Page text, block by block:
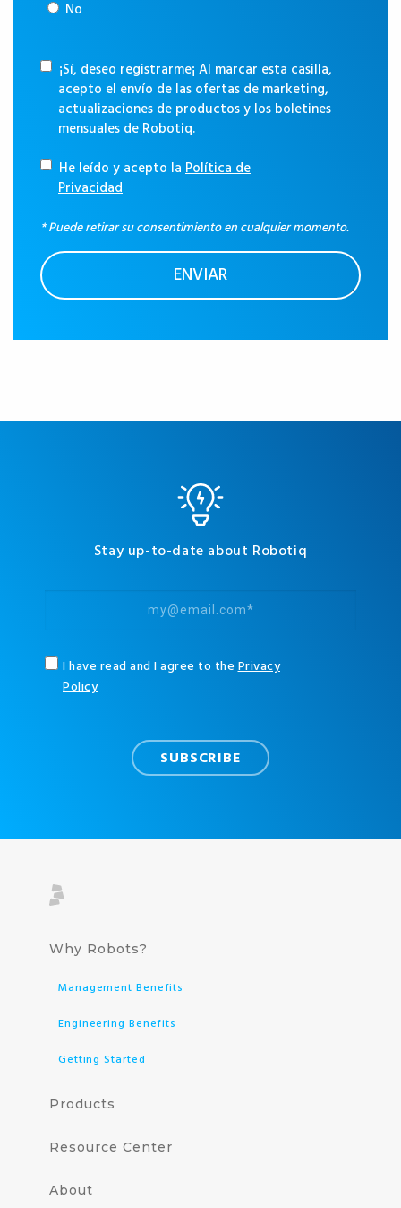
No
¡Sí, deseo registrarme¡ Al marcar esta casilla,
acepto el envío de las ofertas de marketing,
actualizaciones de productos y los boletines
mensuales de Robotiq.
He leído y acepto la Política de
Privacidad
* Puede retirar su consentimiento en cualquier momento.
Stay up-to-date about Robotiq
I have read and I agree to thePrivacy
Policy
Why Robots?
Management Benefits
Engineering Benefits
Getting Started
Products
Resource Center
About